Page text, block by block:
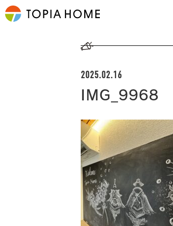
2025.02.16
IMG_9968